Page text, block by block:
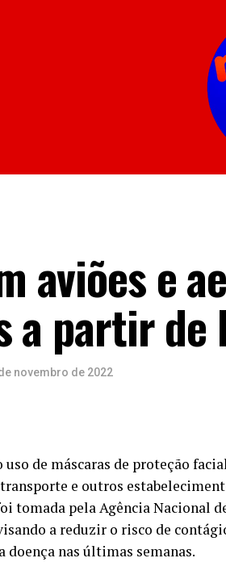
aviões e
a partir de
novembro de 2022
uso de máscaras de proteção
e outros
tomada pela Agência Nacional
a reduzir o risco de
doença nas últimas semanas.